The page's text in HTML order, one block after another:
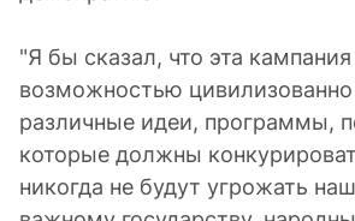
"Я бы сказал, что эта кампания
возможностью цивилизованно
различные идеи, программы,
которые должны
никогда не будут угрожать